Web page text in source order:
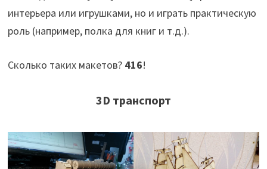
интерьера или игрушками, но и играть практическую
роль (например, полка для книг и т.д.).
Сколько таких макетов? 416!
3D транспорт